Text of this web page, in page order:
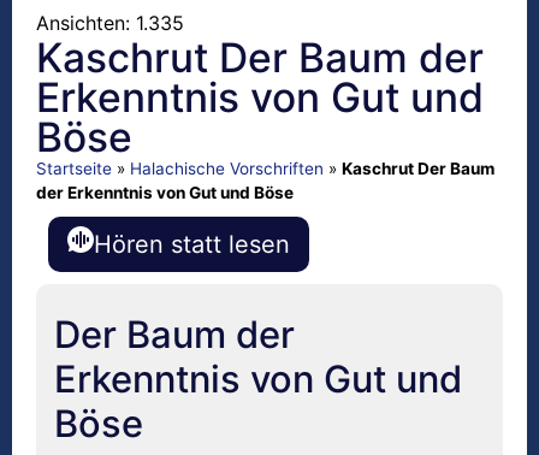
Ansichten: 1.335
Kaschrut Der Baum der
Erkenntnis von Gut und
Böse
Startseite » Halachische Vorschriften » Kaschrut Der Baum
der Erkenntnis von Gut und Böse
Hören statt lesen
Der Baum der
Erkenntnis von Gut und
Böse